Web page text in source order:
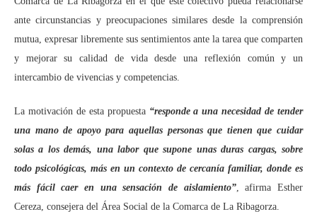
ante circunstancias y preocupaciones similares desde la comprensión
mutua, expresar libremente sus sentimientos ante la tarea que comparten
y mejorar su calidad de vida desde una reflexión común y un
intercambio de vivencias y competencias.
La motivación de esta propuesta“responde a una necesidad de tender
una mano de apoyo para aquellas personas que tienen que cuidar
solas a los demás, una labor que supone unas duras cargas, sobre
todo psicológicas, más en un contexto de cercanía familiar, donde es
más fácil caer en una sensación de aislamiento”, afirma Esther
Cereza, consejera del Área Social de la Comarca de La Ribagorza.